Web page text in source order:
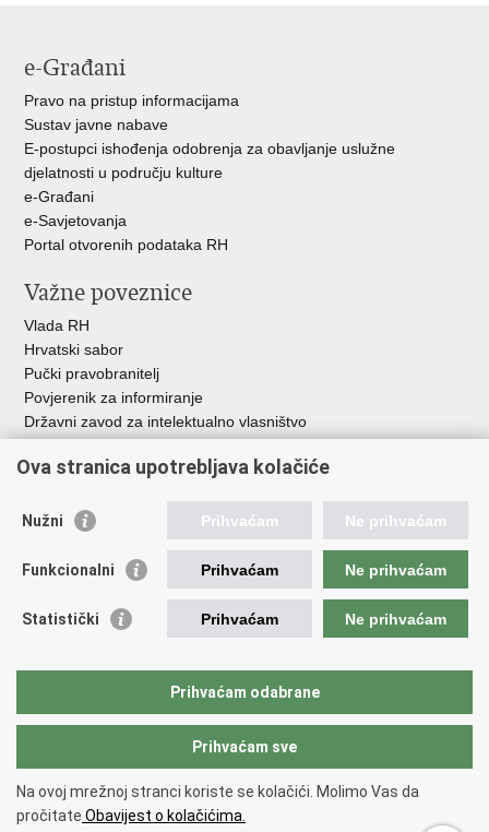
e-Građani
Pravo na pristup informacijama
Sustav javne nabave
E-postupci ishođenja odobrenja za obavljanje uslužne
djelatnosti u području kulture
e-Građani
e-Savjetovanja
Portal otvorenih podataka RH
Važne poveznice
Vlada RH
Hrvatski sabor
Pučki pravobranitelj
Povjerenik za informiranje
Državni zavod za intelektualno vlasništvo
HAKOM
Ostale poveznice
Hrvatski audiovizualni centar
Creative Europe
EU National Institutes for Culture
Međunarodni centar za podvodnu arheologiju u Zadru (MCPA)
Copyright © 2026 Ministarstvo kulture i medija.
pristupačnosti.
Ova stranica upotrebljava kolačiće
Nužni Prihvaćam Ne prihvaćam
Funkcionalni Prihvaćam Ne prihvaćam
Statistički Prihvaćam Ne prihvaćam
Prihvaćam odabrane
Prihvaćam sve
Na ovoj mrežnoj stranci koriste se kolačići. Molimo Vas da
pročitate Obavijest o kolačićima.